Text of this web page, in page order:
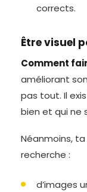
corrects.
Être visuel
Comment
améliorant
pas tout. Il
bien et qui ne
Néanmoins,
recherche :
d’images